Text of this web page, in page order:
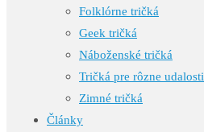
Folklórne tričká
Geek tričká
Náboženské tričká
Tričká pre rôzne udalosti
Zimné tričká
Články